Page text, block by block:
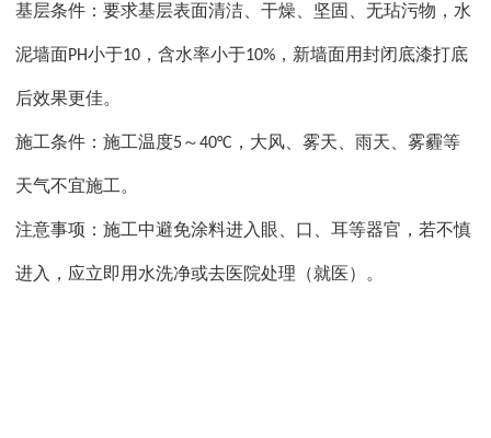
基层条件：要求基层表面清洁、干燥、坚固、无玷污物，水
泥墙面PH小于10 ，含水率小于10% ，新墙面用封闭底漆打底
后效果更佳。
施工条件：施工温度5～40°C ，大风、雾天、雨天、雾霾等
天气不宜施工。
注意事项：施工中避免涂料进入眼、口、耳等器官，若不慎
进入，应立即用水洗净或去医院处理（就医）。